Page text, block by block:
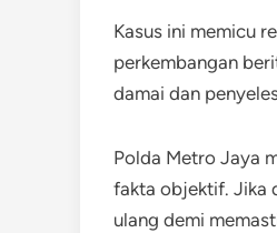
Kasus ini memicu
perkembangan
damai dan
Polda Metro Jaya
fakta objektif. Jika
ulang demi